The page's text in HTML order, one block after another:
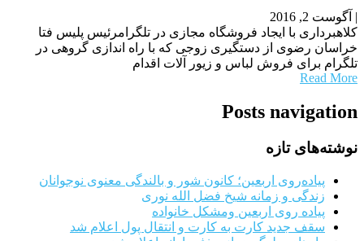
| آگوست 2, 2016
کلاهبرداری با ایجاد فروشگاه مجازی در تلگرامرئیس پلیس فتا
خراسان رضوی از دستگیری زوجی که با راه اندازی گروهی در
تلگرام برای فروش لباس و زیور آلات اقدام
Read More
Posts navigation
نوشته‌های تازه
پیاده‌روی اربعین؛ کانون شور و بالندگی معنوی نوجوانان
زندگی و زمانه شیخ فضل الله نوری
پیاده روی اربعین ومشکل خانواده
سقف جدید کارت به کارت و انتقال پول اعلام شد